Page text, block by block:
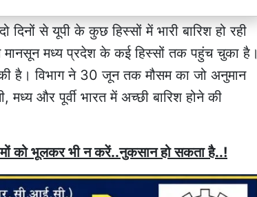
से यूपी के कुछ हिस्सों में भारी बारिश हो रही
मानसून मध्य प्रदेश के कई हिस्सों तक पहुंच चुका है।
है। विभाग ने 30 जून तक मौसम का जो अनुमान
और पूर्वी भारत में अच्छी बारिश होने की
को भूलकर भी न करें..नुकसान हो सकता है..!